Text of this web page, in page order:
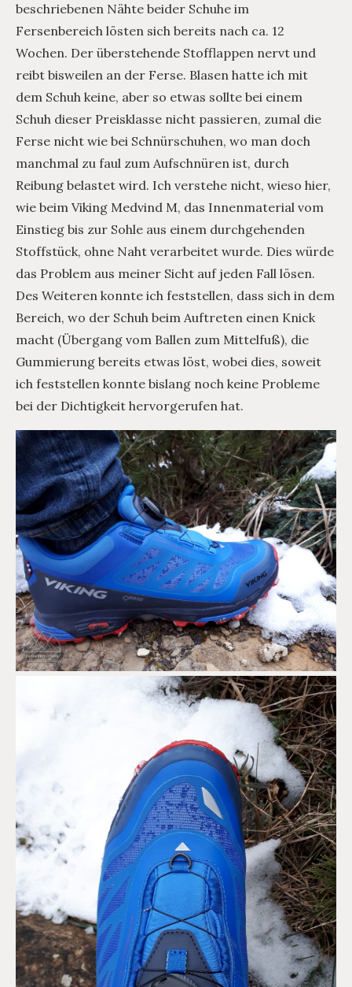
beschriebenen Nähte beider Schuhe im
Fersenbereich lösten sich bereits nach ca. 12
Wochen. Der überstehende Stofflappen nervt und
reibt bisweilen an der Ferse. Blasen hatte ich mit
dem Schuh keine, aber so etwas sollte bei einem
Schuh dieser Preisklasse nicht passieren, zumal die
Ferse nicht wie bei Schnürschuhen, wo man doch
manchmal zu faul zum Aufschnüren ist, durch
Reibung belastet wird. Ich verstehe nicht, wieso hier,
wie beim Viking Medvind M, das Innenmaterial vom
Einstieg bis zur Sohle aus einem durchgehenden
Stoffstück, ohne Naht verarbeitet wurde. Dies würde
das Problem aus meiner Sicht auf jeden Fall lösen.
Des Weiteren konnte ich feststellen, dass sich in dem
Bereich, wo der Schuh beim Auftreten einen Knick
macht (Übergang vom Ballen zum Mittelfuß), die
Gummierung bereits etwas löst, wobei dies, soweit
ich feststellen konnte bislang noch keine Probleme
bei der Dichtigkeit hervorgerufen hat.